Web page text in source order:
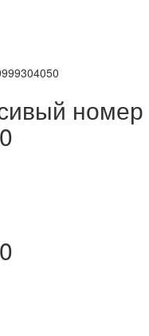
номер